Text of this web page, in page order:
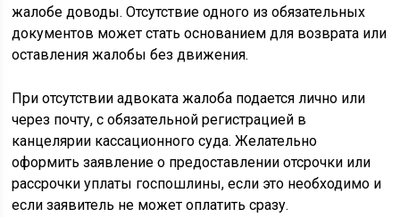
жалобе доводы. Отсутствие одного из обязательных
документов может стать основанием для возврата или
оставления жалобы без движения.
При отсутствии адвоката жалоба подается лично или
через почту, с обязательной регистрацией в
канцелярии кассационного суда. Желательно
оформить заявление о предоставлении отсрочки или
рассрочки уплаты госпошлины, если это необходимо и
если заявитель не может оплатить сразу.